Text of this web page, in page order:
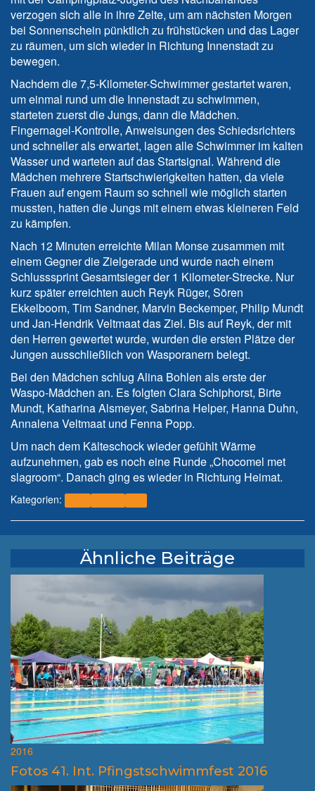
verzogen sich alle in ihre Zelte, um am nächsten Morgen
bei Sonnenschein pünktlich zu frühstücken und das Lager
zu räumen, um sich wieder in Richtung Innenstadt zu
bewegen.
Nachdem die 7,5-Kilometer-Schwimmer gestartet waren,
um einmal rund um die Innenstadt zu schwimmen,
starteten zuerst die Jungs, dann die Mädchen.
Fingernagel-Kontrolle, Anweisungen des Schiedsrichters
und schneller als erwartet, lagen alle Schwimmer im kalten
Wasser und warteten auf das Startsignal. Während die
Mädchen mehrere Startschwierigkeiten hatten, da viele
Frauen auf engem Raum so schnell wie möglich starten
mussten, hatten die Jungs mit einem etwas kleineren Feld
zu kämpfen.
Nach 12 Minuten erreichte Milan Monse zusammen mit
einem Gegner die Zielgerade und wurde nach einem
Schlusssprint Gesamtsieger der 1 Kilometer-Strecke. Nur
kurz später erreichten auch Reyk Rüger, Sören
Ekkelboom, Tim Sandner, Marvin Beckemper, Philip Mundt
und Jan-Hendrik Veltmaat das Ziel. Bis auf Reyk, der mit
den Herren gewertet wurde, wurden die ersten Plätze der
Jungen ausschließlich von Wasporanern belegt.
Bei den Mädchen schlug Alina Bohlen als erste der
Waspo-Mädchen an. Es folgten Clara Schiphorst, Birte
Mundt, Katharina Alsmeyer, Sabrina Helper, Hanna Duhn,
Annalena Veltmaat und Fenna Popp.
Um nach dem Kälteschock wieder gefühlt Wärme
aufzunehmen, gab es noch eine Runde „Chocomel met
slagroom“. Danach ging es wieder in Richtung Heimat.
Kategorien:
Ähnliche Beiträge
2016
Fotos 41. Int. Pfingstschwimmfest 2016